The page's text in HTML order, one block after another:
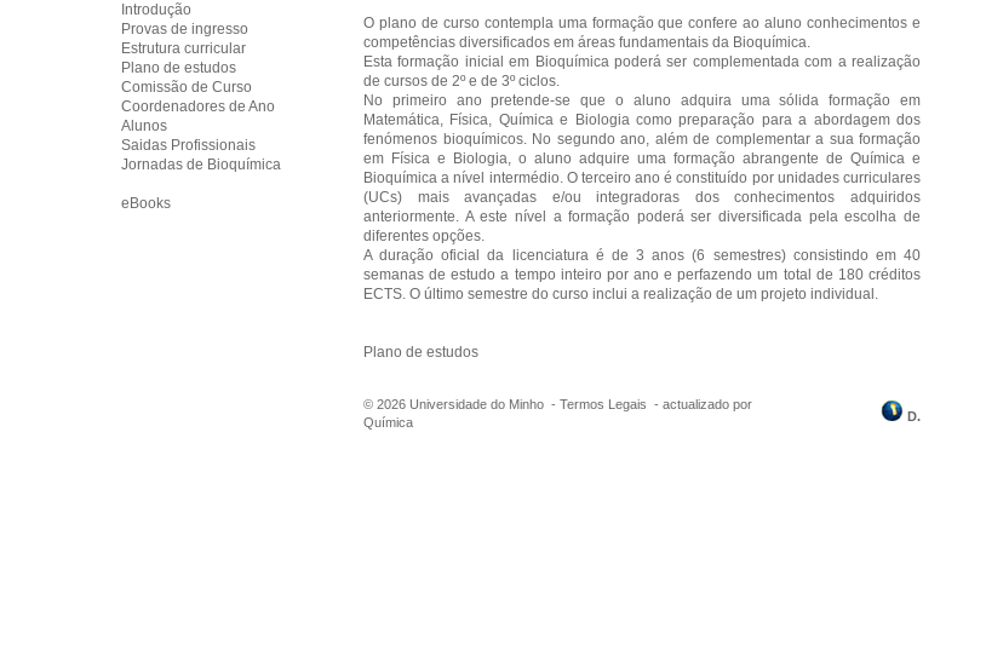
Introdução
Provas de ingresso
Estrutura curricular
Plano de estudos
Comissão de Curso
Coordenadores de Ano
Alunos
Saidas Profissionais
Jornadas de Bioquímica
eBooks
O plano de curso contempla uma formação que confere ao aluno conhecimentos e
competências diversificados em áreas fundamentais da Bioquímica.
Esta formação inicial em Bioquímica poderá ser complementada com a realização
de cursos de 2º e de 3º ciclos.
No primeiro ano pretende-se que o aluno adquira uma sólida formação em
Matemática, Física, Química e Biologia como preparação para a abordagem dos
fenómenos bioquímicos. No segundo ano, além de complementar a sua formação
em Física e Biologia, o aluno adquire uma formação abrangente de Química e
Bioquímica a nível intermédio. O terceiro ano é constituído por unidades curriculares
(UCs) mais avançadas e/ou integradoras dos conhecimentos adquiridos
anteriormente. A este nível a formação poderá ser diversificada pela escolha de
diferentes opções.
A duração oficial da licenciatura é de 3 anos (6 semestres) consistindo em 40
semanas de estudo a tempo inteiro por ano e perfazendo um total de 180 créditos
ECTS. O último semestre do curso inclui a realização de um projeto individual.
Plano de estudos
© 2026 Universidade do Minho - Termos Legais - actualizado por
Química
D.